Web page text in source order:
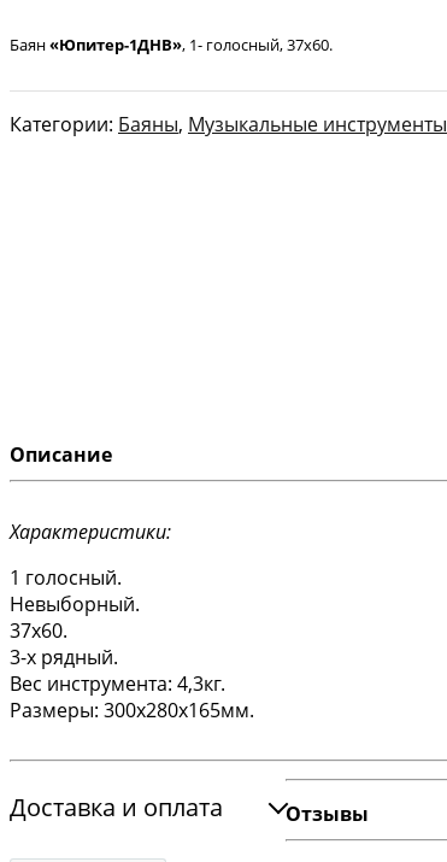
Баян«Юпитер-1ДНВ», 1- голосный, 37х60.
Категории: Баяны, Музыкальные инструменты
Описание
Характеристики:
1 голосный.
Невыборный.
37х60.
3-х рядный.
Вес инструмента: 4,3кг.
Размеры: 300x280x165мм.
Доставка и оплата Отзывы